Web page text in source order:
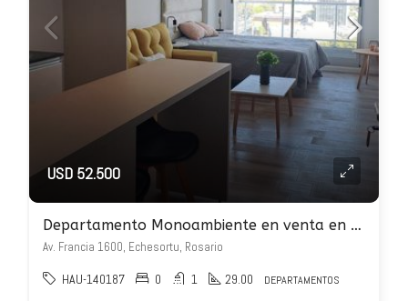
USD 52.500
Departamento Monoambiente en venta en Av. Francia 1600
Av. Francia 1600, Echesortu, Rosario
HAU-140187 0 1 29.00 DEPARTAMENTOS